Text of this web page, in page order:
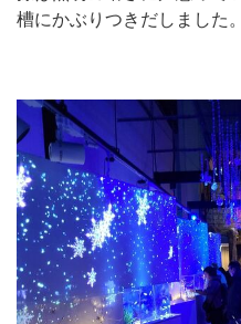
槽にかぶりつきだしました。